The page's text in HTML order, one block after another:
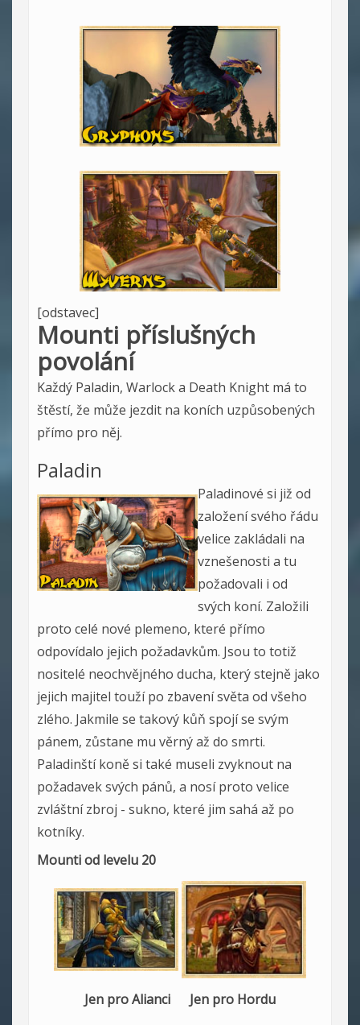
[odstavec]
Mounti příslušných
povolání
Každý Paladin, Warlock a Death Knight má to
štěstí, že může jezdit na koních uzpůsobených
přímo pro něj.
Paladin
Paladinové si již od
založení svého řádu
velice zakládali na
vznešenosti a tu
požadovali i od
svých koní. Založili
proto celé nové plemeno, které přímo
odpovídalo jejich požadavkům. Jsou to totiž
nositelé neochvějného ducha, který stejně jako
jejich majitel touží po zbavení světa od všeho
zlého. Jakmile se takový kůň spojí se svým
pánem, zůstane mu věrný až do smrti.
Paladinští koně si také museli zvyknout na
požadavek svých pánů, a nosí proto velice
zvláštní zbroj - sukno, které jim sahá až po
kotníky.
Mounti od levelu 20
Jen pro Alianci Jen pro Hordu